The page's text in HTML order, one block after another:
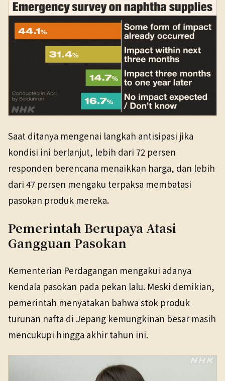
Saat ditanya mengenai langkah antisipasi jika
kondisi ini berlanjut, lebih dari 72 persen
responden berencana menaikkan harga, dan lebih
dari 47 persen mengaku terpaksa membatasi
pasokan produk mereka.
Pemerintah Berupaya Atasi
Gangguan Pasokan
Kementerian Perdagangan mengakui adanya
kendala pasokan pada pekan lalu. Meski demikian,
pemerintah menyatakan bahwa stok produk
turunan nafta di Jepang kemungkinan besar masih
mencukupi hingga akhir tahun ini.